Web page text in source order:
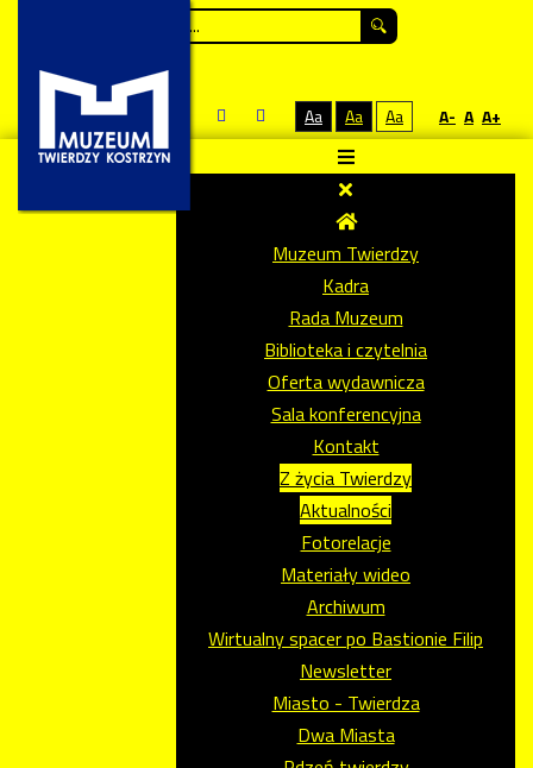
Aa Aa Aa A- A A+
Muzeum Twierdzy
Kadra
Rada Muzeum
Biblioteka i czytelnia
Oferta wydawnicza
Sala konferencyjna
Kontakt
Z życia Twierdzy
Aktualności
Fotorelacje
Materiały wideo
Archiwum
Wirtualny spacer po Bastionie Filip
Newsletter
Miasto - Twierdza
Dwa Miasta